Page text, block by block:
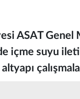
ASAT Genel
içme suyu